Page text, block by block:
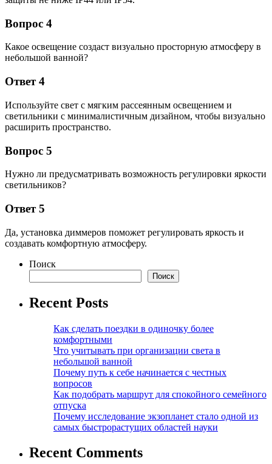
Вопрос 4
Какое освещение создаст визуально просторную атмосферу в
небольшой ванной?
Ответ 4
Используйте свет с мягким рассеянным освещением и
светильники с минималистичным дизайном, чтобы визуально
расширить пространство.
Вопрос 5
Нужно ли предусматривать возможность регулировки яркости
светильников?
Ответ 5
Да, установка диммеров поможет регулировать яркость и
создавать комфортную атмосферу.
Поиск
Поиск
Recent Posts
Как сделать поездки в одиночку более
комфортными
Что учитывать при организации света в
небольшой ванной
Почему путь к себе начинается с честных
вопросов
Как подобрать маршрут для спокойного семейного
отпуска
Почему исследование экзопланет стало одной из
самых быстрорастущих областей науки
Recent Comments